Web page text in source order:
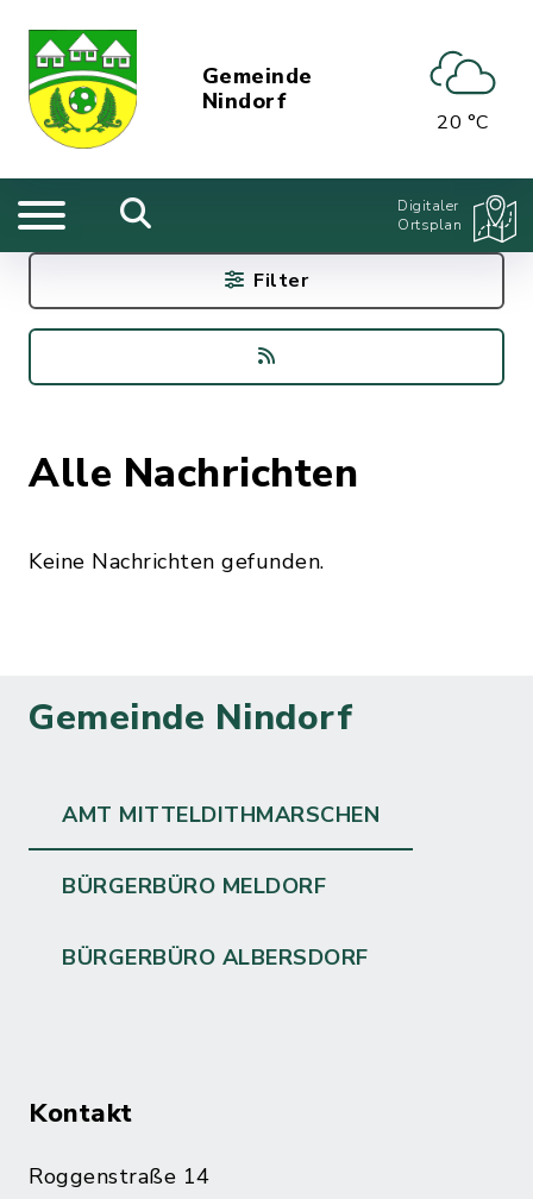
Gemeinde
Nindorf
20 °C
Digitaler
Ortsplan
Alle Nachrichten
Keine Nachrichten gefunden.
Filter
Gemeinde Nindorf
AMT MITTELDITHMARSCHEN
BÜRGERBÜRO MELDORF
BÜRGERBÜRO ALBERSDORF
Kontakt
Roggenstraße 14